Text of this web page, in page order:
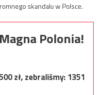
skandalu w Polsce.
Polonia!
zł, zebraliśmy:1351